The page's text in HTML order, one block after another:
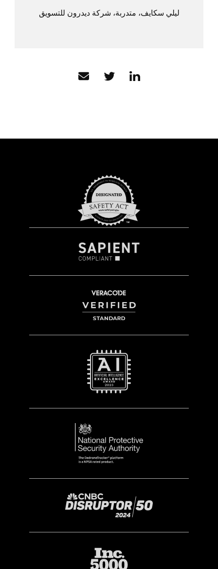
ليلي سكايف، متدربة، شركة ديدرون للتسويق